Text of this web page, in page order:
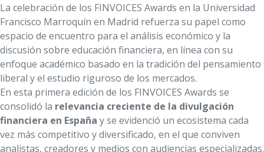
La celebración de los FINVOICES Awards en la Universidad
Francisco Marroquín en Madrid refuerza su papel como
espacio de encuentro para el análisis económico y la
discusión sobre educación financiera, en línea con su
enfoque académico basado en la tradición del pensamiento
liberal y el estudio riguroso de los mercados.
En esta primera edición de los FINVOICES Awards se
consolidó la relevancia creciente de la divulgación
financiera en España y se evidenció un ecosistema cada
vez más competitivo y diversificado, en el que conviven
analistas, creadores y medios con audiencias especializadas.